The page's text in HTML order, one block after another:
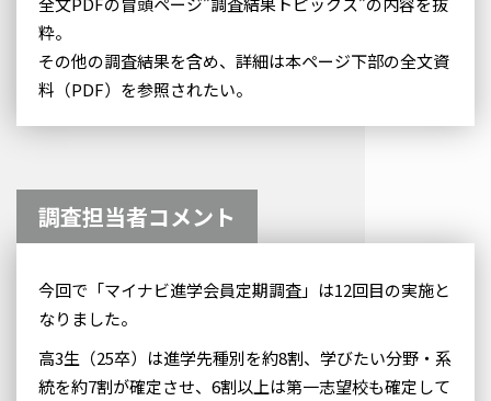
粋。
その他の調査結果を含め、詳細は本ページ下部の全文資
料（PDF）を参照されたい。
調査担当者コメント
今回で「マイナビ進学会員定期調査」は12回目の実施と
なりました。
高3生（25卒）は進学先種別を約8割、学びたい分野・系
統を約7割が確定させ、6割以上は第一志望校も確定して